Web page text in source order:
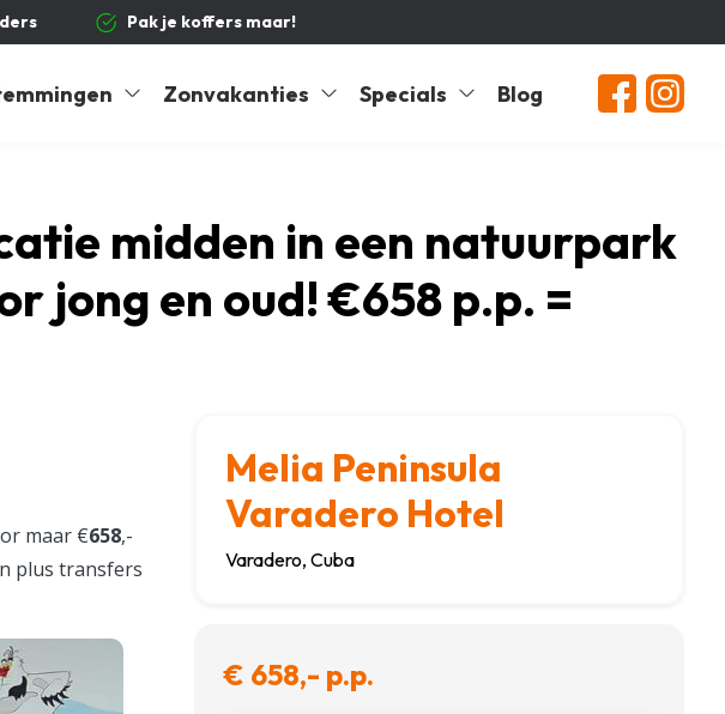
Pak je koffers maar!
Zonvakanties Specials Blog
midden in een natuurpark
jong en oud! €658 p.p. =
maar €658,-
plus transfers
Melia Peninsula
Varadero Hotel
Varadero, Cuba
€ 658,- p.p.